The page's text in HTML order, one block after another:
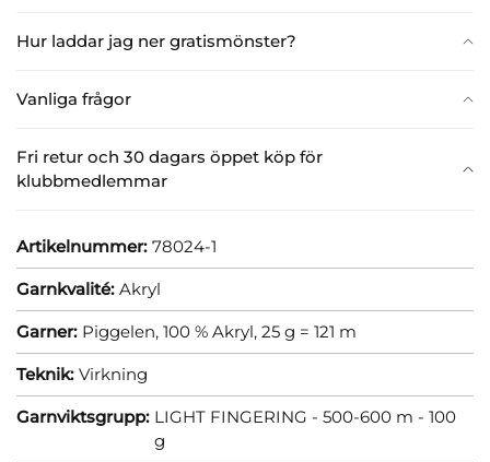
Hur laddar jag ner gratismönster?
Vanliga frågor
Fri retur och 30 dagars öppet köp för
klubbmedlemmar
Artikelnummer: 78024-1
Garnkvalité: Akryl
Garner: Piggelen, 100 % Akryl, 25 g = 121 m
Teknik: Virkning
Garnviktsgrupp: LIGHT FINGERING - 500-600 m - 100
g